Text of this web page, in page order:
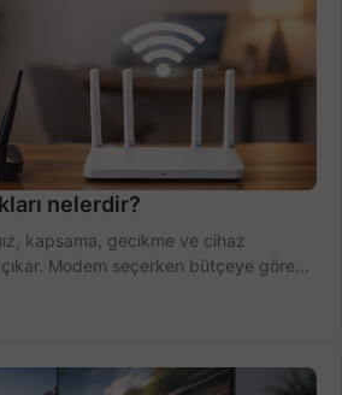
nelerdir?
kapsama, gecikme ve cihaz
Modem seçerken bütçeye göre